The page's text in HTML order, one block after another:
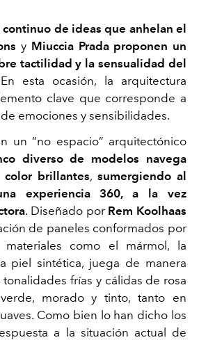
de ideas que anhelan el
y Miuccia Prada proponen un
tactilidad y la sensualidad del
esta ocasión, la arquitectura
clave que corresponde a
emociones y sensibilidades.
un “no espacio” arquitectónico
diverso de modelos navega
brillantes, sumergiendo al
experiencia 360, a la vez
. Diseñado por Rem Koolhaas
de paneles conformados por
como el mármol, la
piel sintética, juega de manera
frías y cálidas de rosa
morado y tinto, tanto en
Como bien lo han dicho los
a la situación actual de